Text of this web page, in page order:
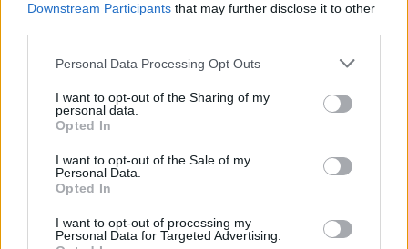
Downstream Participants that may further disclose it to other
Personal Data Processing Opt Outs
I want to opt-out of the Sharing of my
personal data.
Opted In
I want to opt-out of the Sale of my
Personal Data.
Opted In
I want to opt-out of processing my
Personal Data for Targeted Advertising.
Rio de Janeiro: Governo do Estado propõe parceria com a
FUNCEX para “reforçar inteligência sobre comércio
Esposende acolhe festival de kitesurf
COMENTÁRIOS RECENTES
ÚLTIMAS DESTAQUE VIDEOS